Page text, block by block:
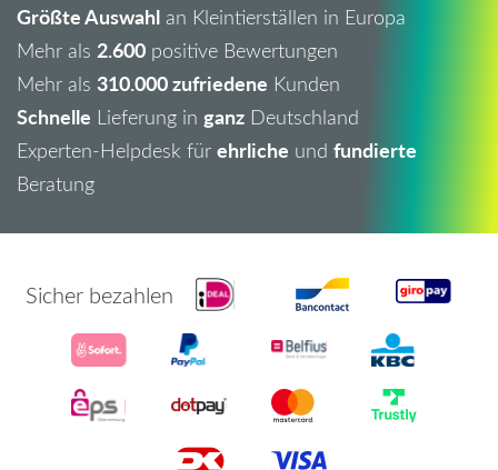
Größte Auswahl an Kleintierställen in Europa
Mehr als 2.600 positive Bewertungen
Mehr als 310.000 zufriedene Kunden
Schnelle Lieferung in ganz Deutschland
Experten-Helpdesk für ehrliche und fundierte
Beratung
Sicher bezahlen